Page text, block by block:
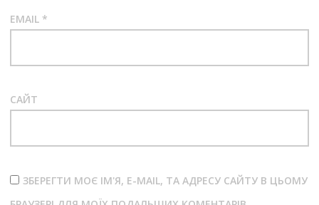
EMAIL *
САЙТ
ЗБЕРЕГТИ МОЄ ІМ'Я, E-MAIL, ТА АДРЕСУ САЙТУ В ЦЬОМУ